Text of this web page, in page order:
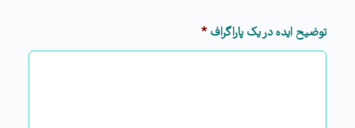
توضیح ایده در یک پاراگراف *